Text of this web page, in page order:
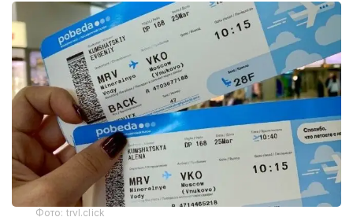
Фото: trvl.click